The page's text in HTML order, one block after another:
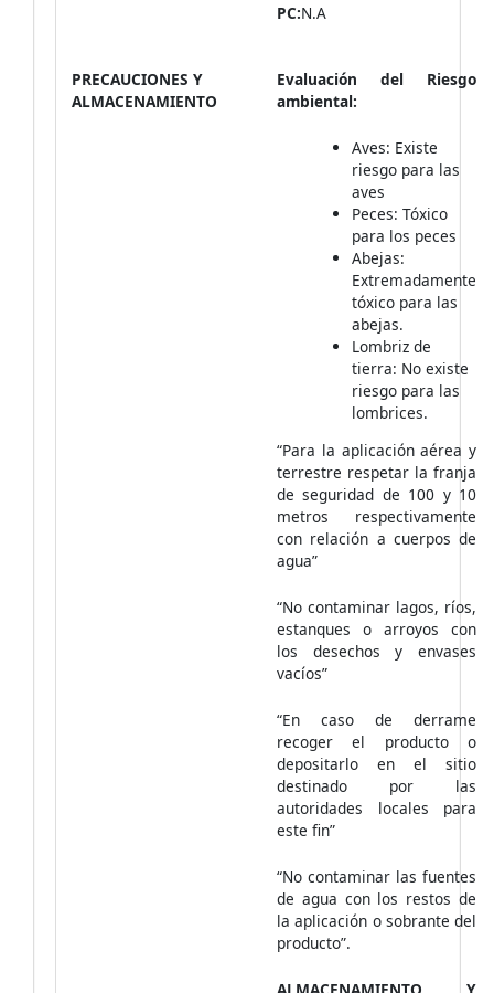
PC:N.A
PRECAUCIONES Y
ALMACENAMIENTO
Evaluación del Riesgo
ambiental:
Aves: Existe
riesgo para las
aves
Peces: Tóxico
para los peces
Abejas:
Extremadamente
tóxico para las
abejas.
Lombriz de
tierra: No existe
riesgo para las
lombrices.
“Para la aplicación aérea y
terrestre respetar la franja
de seguridad de 100 y 10
metros respectivamente
con relación a cuerpos de
agua”
“No contaminar lagos, ríos,
estanques o arroyos con
los desechos y envases
vacíos”
“En caso de derrame
recoger el producto o
depositarlo en el sitio
destinado por las
autoridades locales para
este fin”
“No contaminar las fuentes
de agua con los restos de
la aplicación o sobrante del
producto”.
ALMACENAMIENTO Y